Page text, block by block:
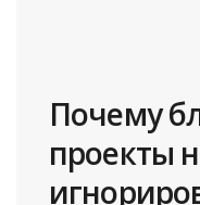
Почему
проекты